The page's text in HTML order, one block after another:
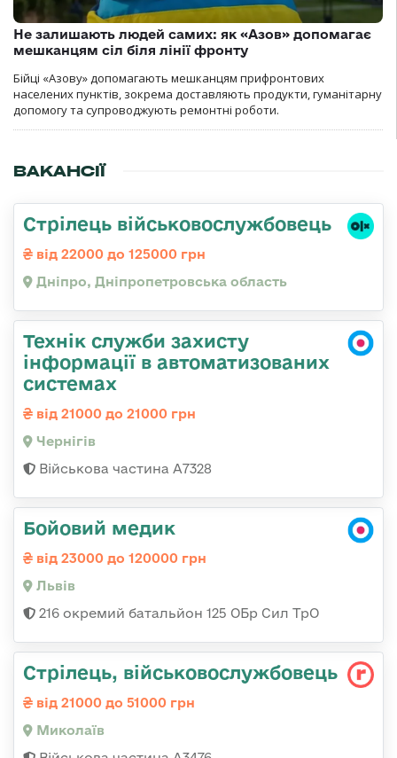
Не залишають людей самих: як «Азов» допомагає
мешканцям сіл біля лінії фронту
Бійці «Азову» допомагають мешканцям прифронтових
населених пунктів, зокрема доставляють продукти, гуманітарну
допомогу та супроводжують ремонтні роботи.
ВАКАНСІЇ
Стрілець військовослужбовець
від 22000 до 125000 грн
Дніпро, Дніпропетровська область
Технік служби захисту
інформації в автоматизованих
системах
від 21000 до 21000 грн
Чернігів
Військова частина А7328
Бойовий медик
від 23000 до 120000 грн
Львів
216 окремий батальйон 125 ОБр Сил ТрО
Стрілець, військовослужбовець
від 21000 до 51000 грн
Миколаїв